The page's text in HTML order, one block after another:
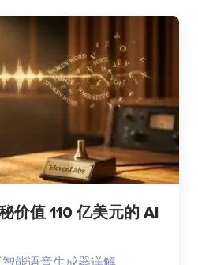
价值 110 亿美元的 AI